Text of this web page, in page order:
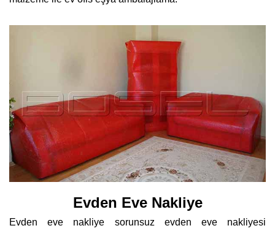
Evden Eve Nakliye
Evden eve nakliye sorunsuz evden eve nakliyesi